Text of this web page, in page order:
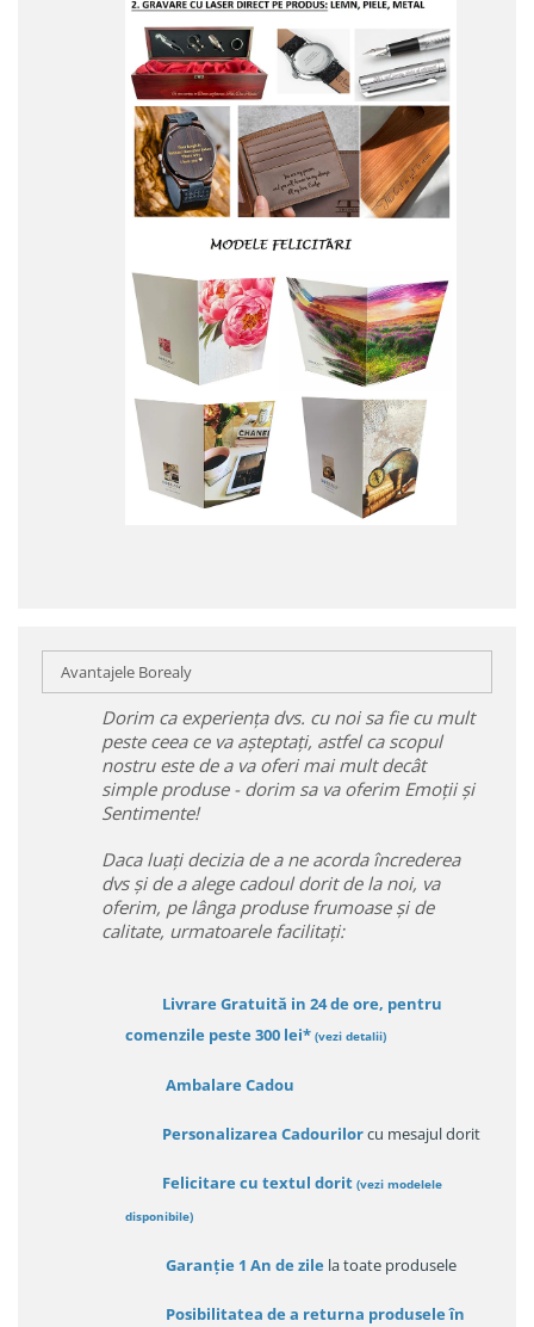
Avantajele Borealy
Dorim ca experiența dvs. cu noi sa fie cu mult
peste ceea ce va așteptați, astfel ca scopul
nostru este de a va oferi mai mult decât
simple produse - dorim sa va oferim Emoții și
Sentimente!
Daca luați decizia de a ne acorda încrederea
dvs și de a alege cadoul dorit de la noi, va
oferim, pe lânga produse frumoase și de
calitate, urmatoarele facilitați:
Livrare Gratuită in 24 de ore, pentru
comenzile peste 300 lei* (vezi detalii)
Ambalare Cadou
Personalizarea Cadourilorcu mesajul dorit
Felicitare cu textul dorit (vezi modelele
disponibile)
Garanție 1 An de zile la toate produsele
Posibilitatea de a returna produsele în